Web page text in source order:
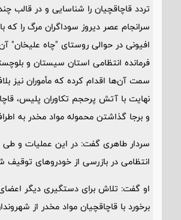
تردد قاچاقچیان را شناسایی و در قالب
افیونی در حوالی روستای "چاه علیخان"
فرمانده انتظامی استان سیستان و
سمت آن‌ها اقدام کرده که مأموران نیز
نهایت با آتش پرحجم تکاوران پلیس،
و برجا گذاشتن محموله مواد مخدر به
سردار طاهری گفت: در این عملیات و طی
انتظامی در بازرسی از خودرو‌های توقیف شده از قاچاقچیان 362 کیلو 600 گرم
او گفت: تلاش برای دستگیری دیگر اعضای